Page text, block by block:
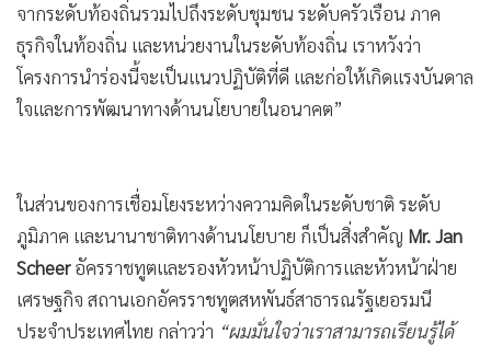
จากระดับท้องถิ่นรวมไปถึงระดับชุมชน ระดับครัวเรือน ภาค
ธุรกิจในท้องถิ่น และหน่วยงานในระดับท้องถิ่น เราหวังว่า
โครงการนำร่องนี้จะเป็นแนวปฏิบัติที่ดี และก่อให้เกิดแรงบันดาล
ใจและการพัฒนาทางด้านนโยบายในอนาคต”
ในส่วนของการเชื่อมโยงระหว่างความคิดในระดับชาติ ระดับ
ภูมิภาค และนานาชาติทางด้านนโยบาย ก็เป็นสิ่งสำคัญ Mr. Jan
Scheerอัครราชทูตและรองหัวหน้าปฏิบัติการและหัวหน้าฝ่าย
เศรษฐกิจ สถานเอกอัครราชทูตสหพันธ์สาธารณรัฐเยอรมนี
ประจำประเทศไทย กล่าวว่า “ผมมั่นใจว่าเราสามารถเรียนรู้ได้